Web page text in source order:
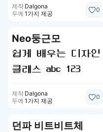
제작 Dalgona
두께 1가지 제공
0
Neo둥근모
쉽게 배우는 디자인
클래스 abc 123
제작 Dalgona
두께 1가지 제공
0
던파 비트비트체